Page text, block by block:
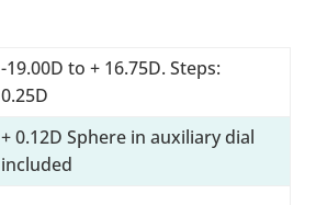
-19.00D to + 16.75D. Steps:
0.25D
+ 0.12D Sphere in auxiliary dial
included